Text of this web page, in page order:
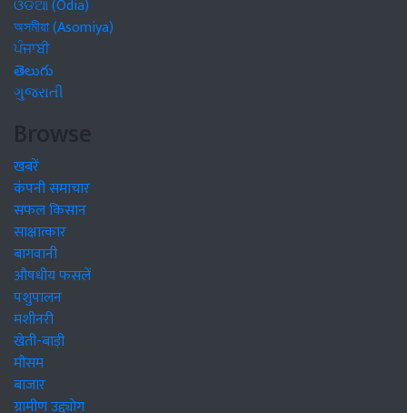
ଓଡିଆ (Odia)
অসমীয়া (Asomiya)
ਪੰਜਾਬੀ
తెలుగు
ગુજરાતી
Browse
खबरें
कंपनी समाचार
सफल किसान
साक्षात्कार
बागवानी
औषधीय फसलें
पशुपालन
मशीनरी
खेती-बाड़ी
मौसम
बाजार
ग्रामीण उद्द्योग